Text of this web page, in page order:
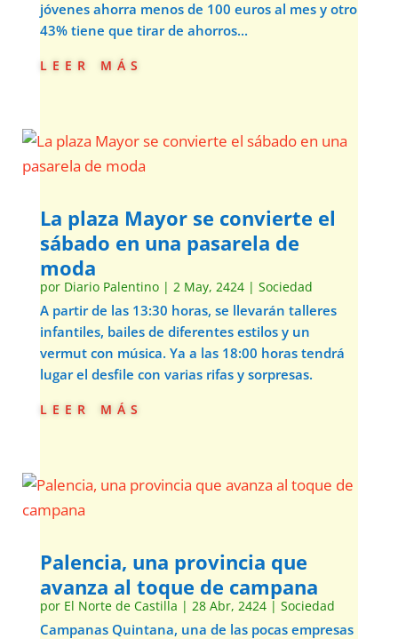
jóvenes ahorra menos de 100 euros al mes y otro
43% tiene que tirar de ahorros...
leer más
La plaza Mayor se convierte el
sábado en una pasarela de
moda
por Diario Palentino| 2 May, 2424| Sociedad
A partir de las 13:30 horas, se llevarán talleres
infantiles, bailes de diferentes estilos y un
vermut con música. Ya a las 18:00 horas tendrá
lugar el desfile con varias rifas y sorpresas.
leer más
Palencia, una provincia que
avanza al toque de campana
por El Norte de Castilla | 28 Abr, 2424| Sociedad
Campanas Quintana, una de las pocas empresas